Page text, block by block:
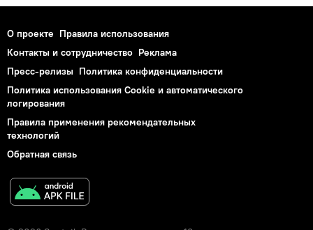
О проекте Правила использования
Контакты и сотрудничество Реклама
Пресс-релизы Политика конфиденциальности
Политика использования Cookie и автоматического
логирования
Правила применения рекомендательных
технологий
Обратная связь